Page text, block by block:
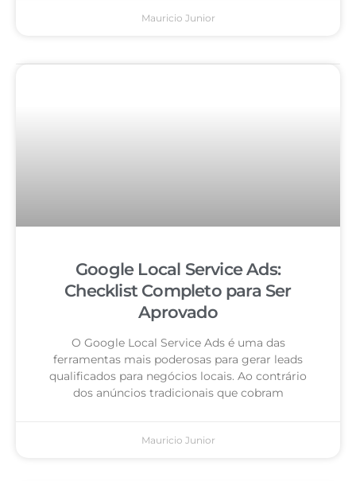
Mauricio Junior
Google Local Service Ads:
Checklist Completo para Ser
Aprovado
O Google Local Service Ads é uma das
ferramentas mais poderosas para gerar leads
qualificados para negócios locais. Ao contrário
dos anúncios tradicionais que cobram
Mauricio Junior